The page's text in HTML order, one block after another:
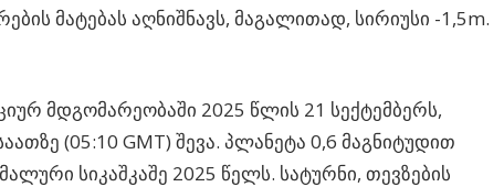
მატებას აღნიშნავს, მაგალითად, სირიუსი -1,5m.
მდგომარეობაში 2025 წლის 21 სექტემბერს,
(05:10 GMT) შევა. პლანეტა 0,6 მაგნიტუდით
სიკაშკაშე 2025 წელს. სატურნი, თევზების